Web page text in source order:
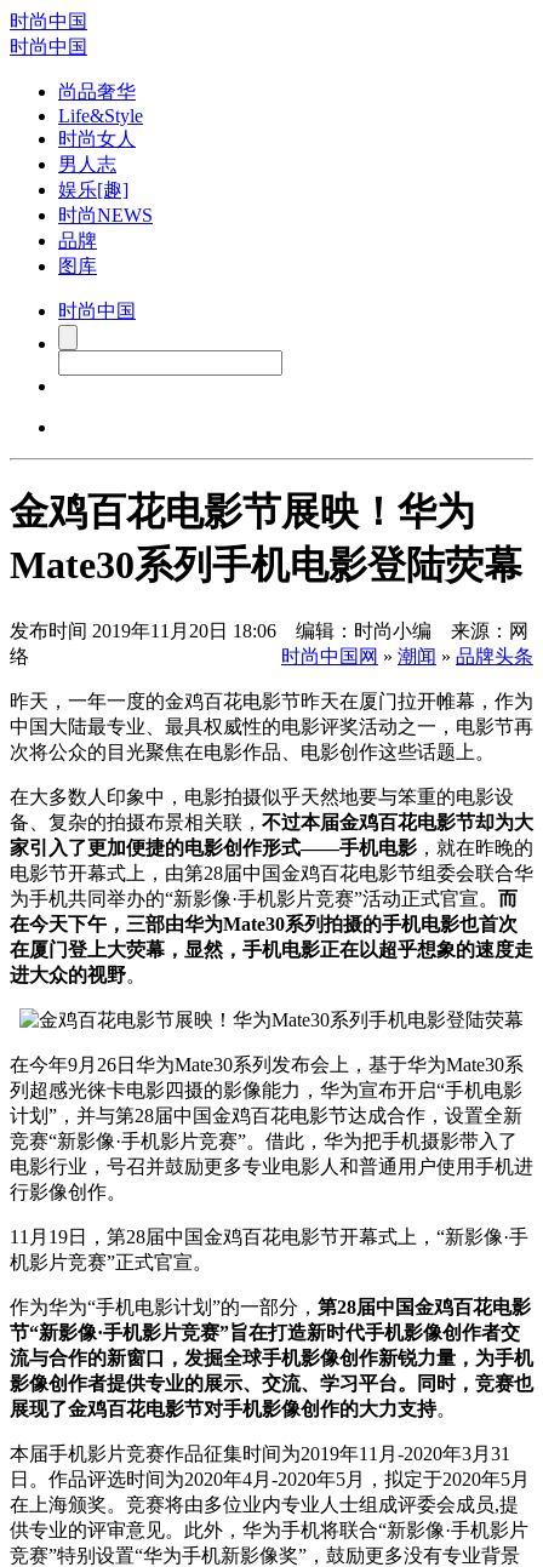
时尚中国
时尚中国
尚品奢华
Life&Style
时尚女人
男人志
娱乐[趣]
时尚NEWS
品牌
图库
时尚中国
金鸡百花电影节展映！华为
Mate30系列手机电影登陆荧幕
发布时间 2019年11月20日 18:06 编辑：时尚小编 来源：网
络
时尚中国网 » 潮闻 » 品牌头条
昨天，一年一度的金鸡百花电影节昨天在厦门拉开帷幕，作为
中国大陆最专业、最具权威性的电影评奖活动之一，电影节再
次将公众的目光聚焦在电影作品、电影创作这些话题上。
在大多数人印象中，电影拍摄似乎天然地要与笨重的电影设
备、复杂的拍摄布景相关联， 不过本届金鸡百花电影节却为大
家引入了更加便捷的电影创作形式——手机电影 ，就在昨晚的
电影节开幕式上，由第28届中国金鸡百花电影节组委会联合华
为手机共同举办的“新影像·手机影片竞赛”活动正式官宣。 而
在今天下午，三部由华为Mate30系列拍摄的手机电影也首次
在厦门登上大荧幕，显然，手机电影正在以超乎想象的速度走
进大众的视野。
在今年9月26日华为Mate30系列发布会上，基于华为Mate30系
列超感光徕卡电影四摄的影像能力，华为宣布开启“手机电影
计划”，并与第28届中国金鸡百花电影节达成合作，设置全新
竞赛“新影像·手机影片竞赛”。借此，华为把手机摄影带入了
电影行业，号召并鼓励更多专业电影人和普通用户使用手机进
行影像创作。
11月19日，第28届中国金鸡百花电影节开幕式上，“新影像·手
机影片竞赛”正式官宣。
作为华为“手机电影计划”的一部分， 第28届中国金鸡百花电影
节“新影像·手机影片竞赛”旨在打造新时代手机影像创作者交
流与合作的新窗口，发掘全球手机影像创作新锐力量，为手机
影像创作者提供专业的展示、交流、学习平台。同时，竞赛也
展现了金鸡百花电影节对手机影像创作的大力支持。
本届手机影片竞赛作品征集时间为2019年11月-2020年3月31
日。作品评选时间为2020年4月-2020年5月，拟定于2020年5月
在上海颁奖。竞赛将由多位业内专业人士组成评委会成员,提
供专业的评审意见。此外，华为手机将联合“新影像·手机影片
竞赛”特别设置“华为手机新影像奖”，鼓励更多没有专业背景